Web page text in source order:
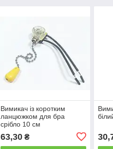
Вимикач із коротким
ланцюжком для бра
срібло 10 см
63,30₴